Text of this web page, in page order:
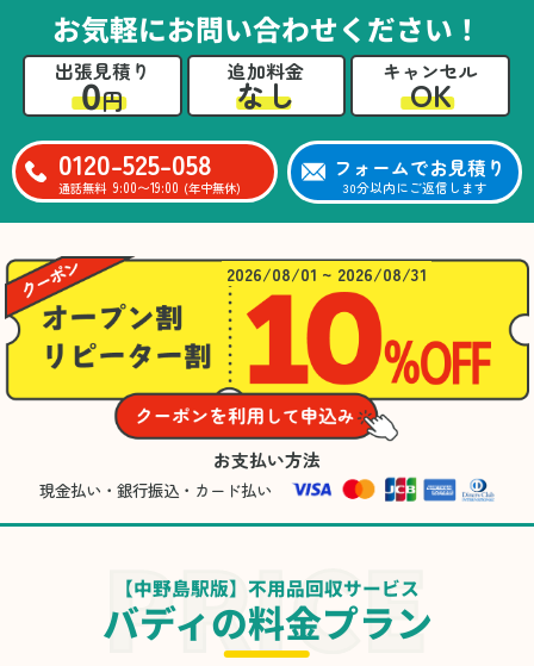
いても教えていただき、
今後の片付けにも役立つ
知識が増えました。また
何かあれば、ぜひお願い
心のこもったサービスを
ありがとうございまし
た。
お気軽にお問い合わせください！
出張見積り
0円
追加料金
なし
キャンセル
OK
0120-525-058
通話無料 9:00〜19:00 (年中無休)
フォームでお見積り
30分以内にご返信します
2026/08/01 ~ 2026/08/31
お支払い方法
現金払い・銀行振込・カード払い
【中野島駅版】不用品回収サービス
バディの料金プラン